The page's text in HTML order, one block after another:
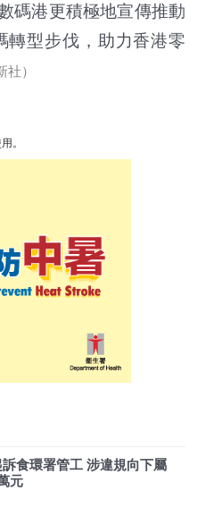
碼港更積極地宣傳推動
轉型步伐，助力香港零
社）
。
訴食環署管工 涉違規向下屬
元